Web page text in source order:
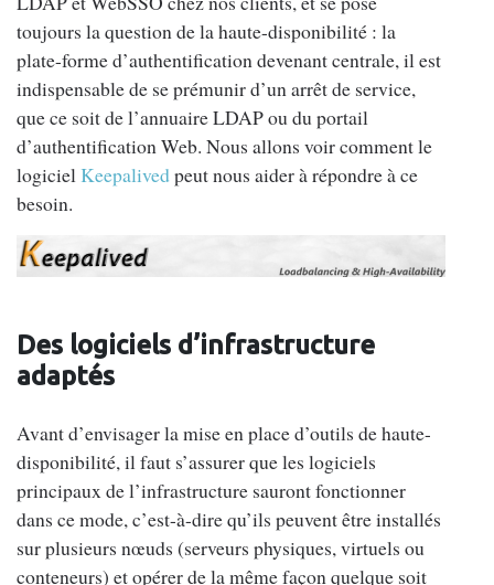
toujours la question de la haute-disponibilité : la
plate-forme d’authentification devenant centrale, il est
indispensable de se prémunir d’un arrêt de service,
que ce soit de l’annuaire LDAP ou du portail
d’authentification Web. Nous allons voir comment le
logicielKeepalivedpeut nous aider à répondre à ce
besoin.
Des logiciels d’infrastructure
adaptés
Avant d’envisager la mise en place d’outils de haute-
disponibilité, il faut s’assurer que les logiciels
principaux de l’infrastructure sauront fonctionner
dans ce mode, c’est-à-dire qu’ils peuvent être installés
sur plusieurs nœuds (serveurs physiques, virtuels ou
conteneurs) et opérer de la même façon quelque soit